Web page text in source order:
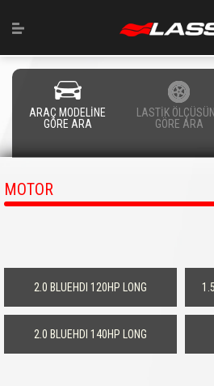
ARAÇ MODELİNE
GÖRE ARA
LASTİK
GÖRE ARA
MOTOR
2.0 BLUEHDI 120HP LONG
2.0 BLUEHDI 140HP LONG